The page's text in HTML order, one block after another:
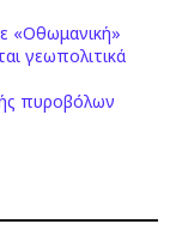
«Οθωμανική»
γεωπολιτικά
πυροβόλων